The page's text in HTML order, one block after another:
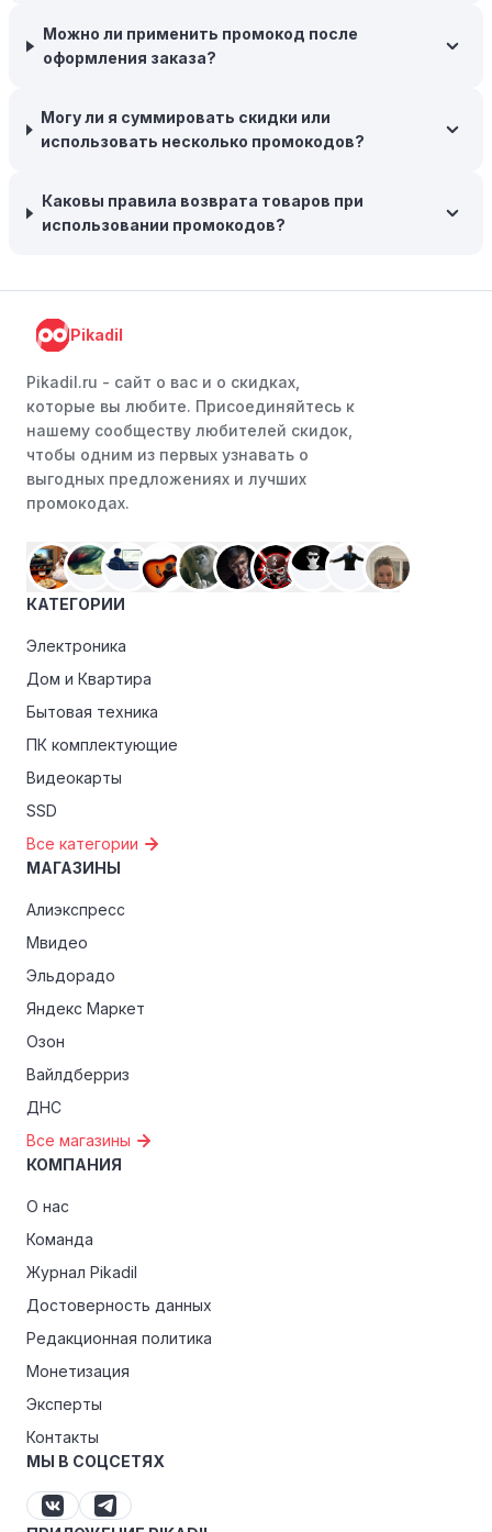
товары на следующий сезон, когда они будут в
продаже.
интернет-магазинов часто предлагают бесплатную
доставку, что позволяет сэкономить. Некоторые
заказе на сумму, превышающую определенную,
поэтому рассмотрите возможность покупки
Следите за социальными сетями:Следите за
Facebook или Instagram. Ритейлеры часто делятся со
или акциями.
Программы лояльности:Присоединяйтесь к
программам лояльности, предлагаемым интернет-
магазинами, чтобы пользоваться такими
преимуществами, как скидки только для участников,
акциям.
Особые скидки:Если вы соответствуете этим
критериям, проверьте, предоставляет ли Наследие
раздора эксклюзивные скидки для студентов,
Можно ли применить промокод после
оформления заказа?
Могу ли я суммировать скидки или
использовать несколько промокодов?
Каковы правила возврата товаров при
использовании промокодов?
Pikadil
Pikadil.ru - cайт о вас и о скидках,
которые вы любите. Присоединяйтесь к
нашему сообществу любителей скидок,
чтобы одним из первых узнавать о
выгодных предложениях и лучших
промокодах.
КАТЕГОРИИ
Электроника
Дом и Квартира
Бытовая техника
ПК комплектующие
Видеокарты
SSD
Все категории
МАГАЗИНЫ
Алиэкспресс
Мвидео
Эльдорадо
Яндекс Маркет
Озон
Вайлдберриз
ДНС
Все магазины
КОМПАНИЯ
О нас
Команда
Журнал Pikadil
Достоверность данных
Редакционная политика
Монетизация
Эксперты
Контакты
МЫ В СОЦСЕТЯХ